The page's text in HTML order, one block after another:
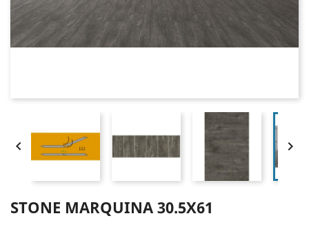
 
STONE MARQUINA 30.5X61